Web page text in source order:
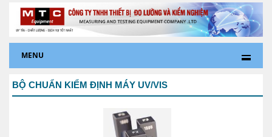
MENU
BỘ CHUẨN KIỂM ĐỊNH MÁY UV/VIS